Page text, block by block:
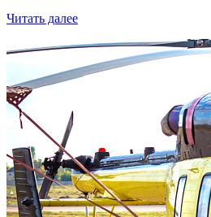
Читать далее